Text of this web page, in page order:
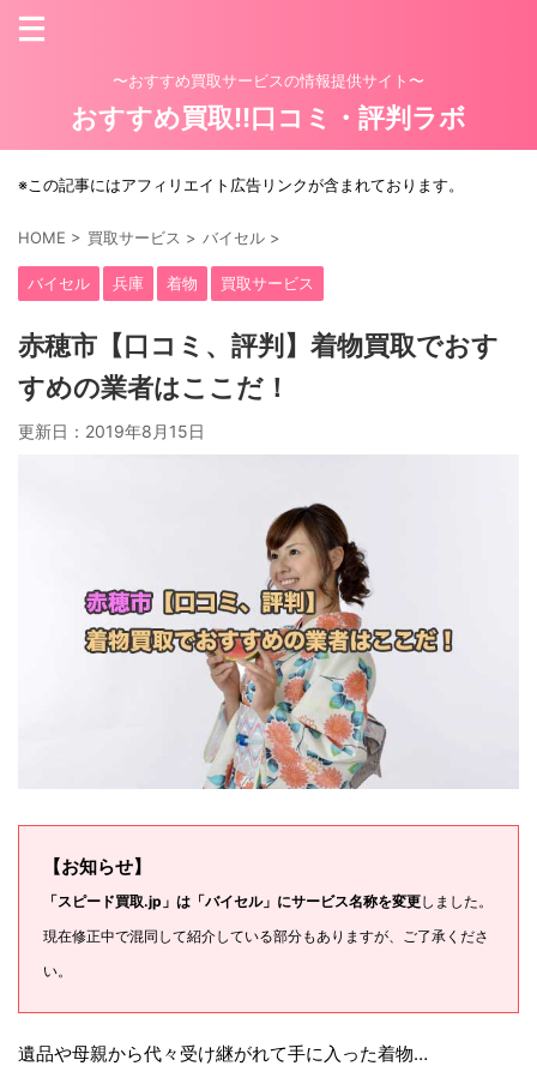
〜おすすめ買取サービスの情報提供サイト〜
おすすめ買取!!口コミ・評判ラボ
※この記事にはアフィリエイト広告リンクが含まれております。
HOME > 買取サービス > バイセル >
バイセル 兵庫 着物 買取サービス
赤穂市【口コミ、評判】着物買取でおす
すめの業者はここだ！
更新日： 2019年8月15日
【お知らせ】
「スピード買取.jp」は「バイセル」にサービス名称を変更しました。
現在修正中で混同して紹介している部分もありますが、ご了承くださ
い。
遺品や母親から代々受け継がれて手に入った着物…